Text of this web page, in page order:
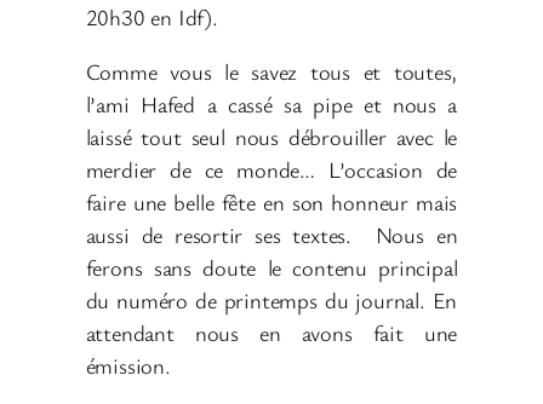
20h30 en Idf).
Comme vous le savez tous et toutes,
l’ami Hafed a cassé sa pipe et nous a
laissé tout seul nous débrouiller avec le
merdier de ce monde… L’occasion de
faire une belle fête en son honneur mais
aussi de resortir ses textes. Nous en
ferons sans doute le contenu principal
du numéro de printemps du journal. En
attendant nous en avons fait une
émission.